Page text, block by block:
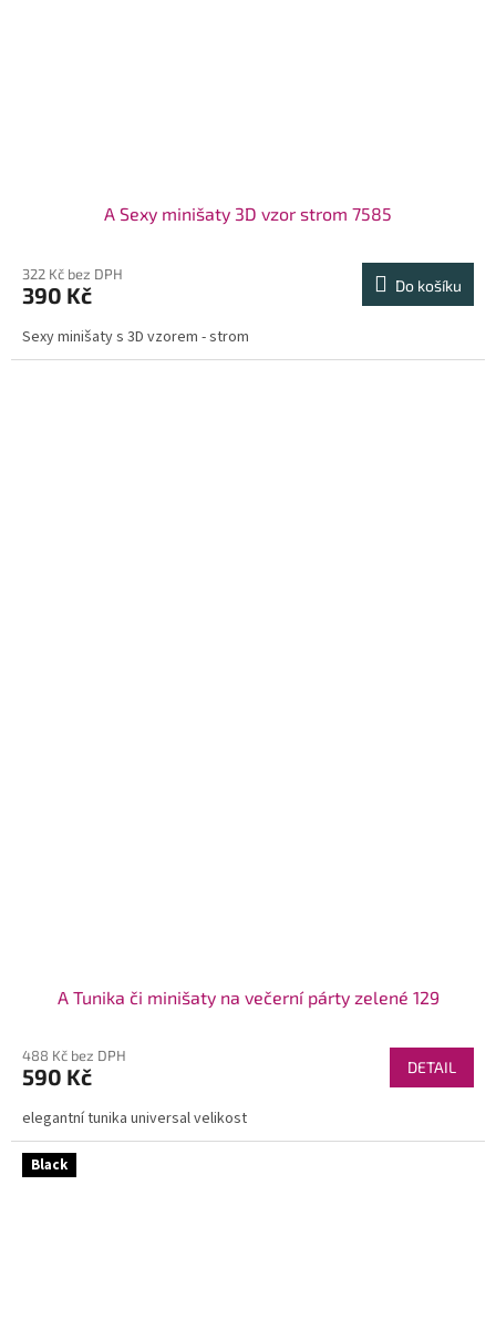
A Sexy minišaty 3D vzor strom 7585
322 Kč bez DPH
390 Kč Do košíku
Sexy minišaty s 3D vzorem - strom
A Tunika či minišaty na večerní párty zelené 129
488 Kč bez DPH
590 Kč DETAIL
elegantní tunika universal velikost
Black